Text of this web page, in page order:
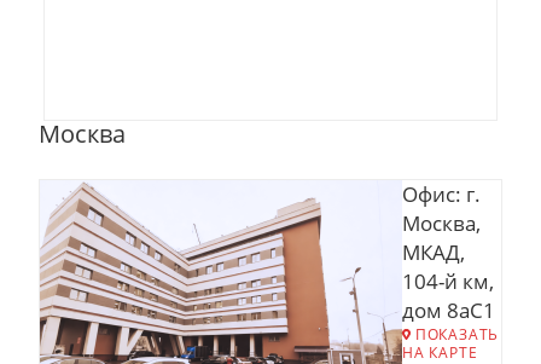
Москва
Офис: г.
Москва,
МКАД,
104-й км,
дом 8аС1
ПОКАЗАТЬ
НА КАРТЕ